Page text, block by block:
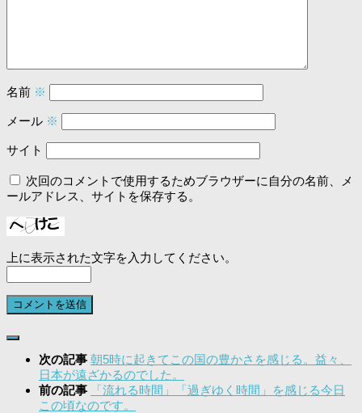
名前 ※
メール ※
サイト
次回のコメントで使用するためブラウザーに自分の名前、メ
ールアドレス、サイトを保存する。
上に表示された文字を入力してください。
次の記事 朝5時に起きてこの国の豊かさを感じる。益々、
日本が遠ざかるのでした。
前の記事
「流れる時間」「過ぎゆく時間」を感じる今日
この頃なのです。